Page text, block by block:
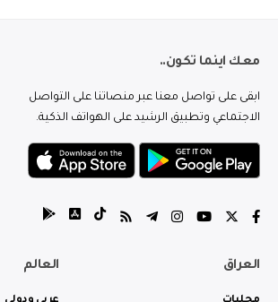
معك اينما تكون..
ابقى على تواصل معنا عبر منصاتنا على التواصل
الاجتماعي وتطبيق الرشيد على الهواتف الذكية.
العراق العالم